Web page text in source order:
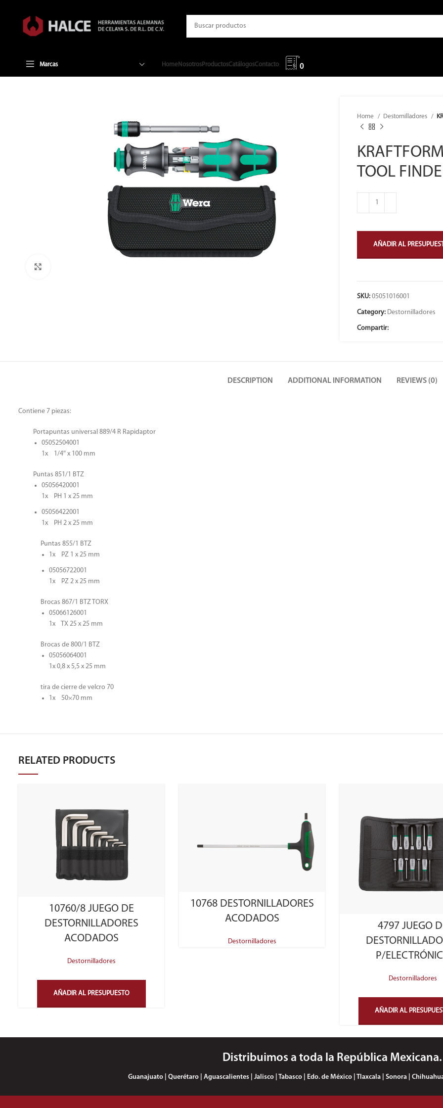
Marcas Home Nosotros ProductosCatálogosContacto 0
Home Destornilladores
TOOL
AÑADIR AL
SKU: 05051016001
Category: Destornilladores
Compartir:
DESCRIPTION ADDITIONAL INFORMATION REVIEWS (0)
Contiene 7 piezas:
Portapuntas universal 889/4 R Rapidaptor
05052504001
1x 1/4″ x 100 mm
Puntas 851/1 BTZ
05056420001
1x PH 1 x 25 mm
05056422001
1x PH 2 x 25 mm
Puntas 855/1 BTZ
1x PZ 1 x 25 mm
05056722001
1x PZ 2 x 25 mm
Brocas 867/1 BTZ TORX
05066126001
1x TX 25 x 25 mm
Brocas de 800/1 BTZ
05056064001
1x 0,8 x 5,5 x 25 mm
tira de cierre de velcro 70
1x 50×70 mm
RELATED PRODUCTS
10760/8 JUEGO DE
DESTORNILLADORES
ACODADOS
Destornilladores
AÑADIR AL PRESUPUESTO
10768 DESTORNILLADORES
ACODADOS
Destornilladores
4797 JUEGO
P/
Destornilladores
AÑADIR AL
Distribuimos a toda la República Mexicana.
Guanajuato | Querétaro | Aguascalientes | Jalisco | Tabasco | Edo. de México | Tlaxcala | Sonora |